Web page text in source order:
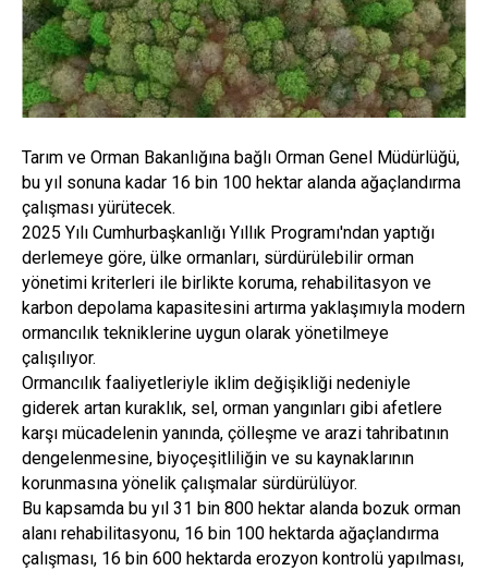
Tarım ve Orman Bakanlığına bağlı Orman Genel Müdürlüğü,
bu yıl sonuna kadar 16 bin 100 hektar alanda ağaçlandırma
çalışması yürütecek.
2025 Yılı Cumhurbaşkanlığı Yıllık Programı'ndan yaptığı
derlemeye göre, ülke ormanları, sürdürülebilir orman
yönetimi kriterleri ile birlikte koruma, rehabilitasyon ve
karbon depolama kapasitesini artırma yaklaşımıyla modern
ormancılık tekniklerine uygun olarak yönetilmeye
çalışılıyor.
Ormancılık faaliyetleriyle iklim değişikliği nedeniyle
giderek artan kuraklık, sel, orman yangınları gibi afetlere
karşı mücadelenin yanında, çölleşme ve arazi tahribatının
dengelenmesine, biyoçeşitliliğin ve su kaynaklarının
korunmasına yönelik çalışmalar sürdürülüyor.
Bu kapsamda bu yıl 31 bin 800 hektar alanda bozuk orman
alanı rehabilitasyonu, 16 bin 100 hektarda ağaçlandırma
çalışması, 16 bin 600 hektarda erozyon kontrolü yapılması,